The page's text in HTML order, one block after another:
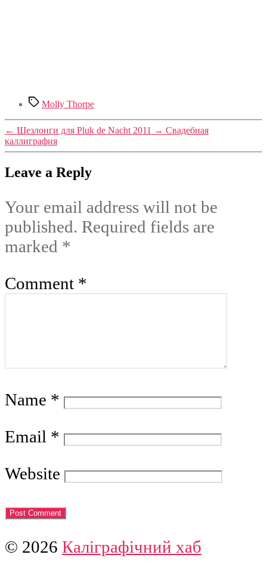
TagsMolly Thorpe
← Шезлонги для Pluk de Nacht 2011 → Свадебная
каллиграфия
Leave a Reply
Your email address will not be
published. Required fields are
marked *
Comment *
Name *
Email *
Website
© 2026 Каліграфічний хаб